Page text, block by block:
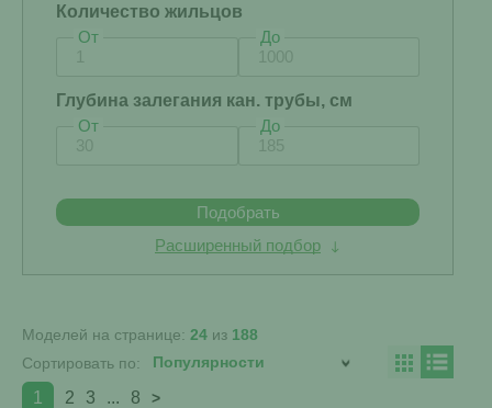
Количество жильцов
От
До
Глубина залегания кан. трубы, см
От
До
Подобрать
Расширенный подбор
Моделей на странице: 24 из 188
Сортировать по:
1 2 3 ... 8 >